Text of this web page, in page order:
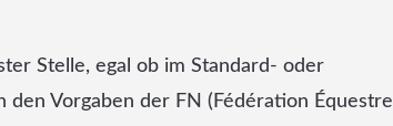
Stelle, egal ob im Standard- oder
Vorgaben der FN (Fédération Équestre